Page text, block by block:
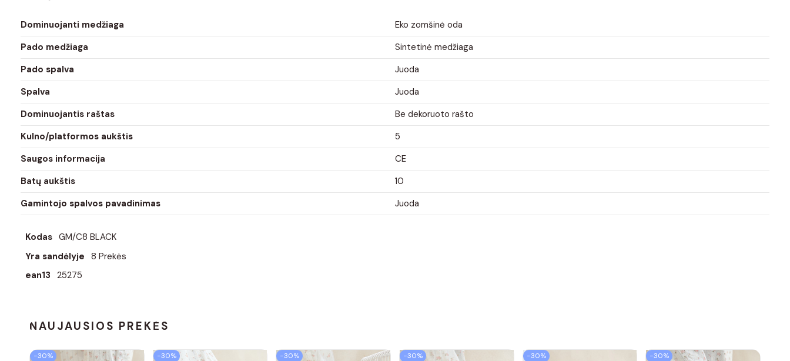
Dominuojanti medžiaga
Eko zomšinė oda
Pado medžiaga
Sintetinė medžiaga
Pado spalva
Juoda
Spalva
Juoda
Dominuojantis raštas
Be dekoruoto rašto
Kulno/platformos aukštis
5
Saugos informacija
CE
Batų aukštis
10
Gamintojo spalvos pavadinimas
Juoda
Kodas GM/C8 BLACK
Yra sandėlyje 8 Prekės
ean13 25275
NAUJAUSIOS PREKĖS
−30%
−30%
−30%
−30%
−30%
−30%